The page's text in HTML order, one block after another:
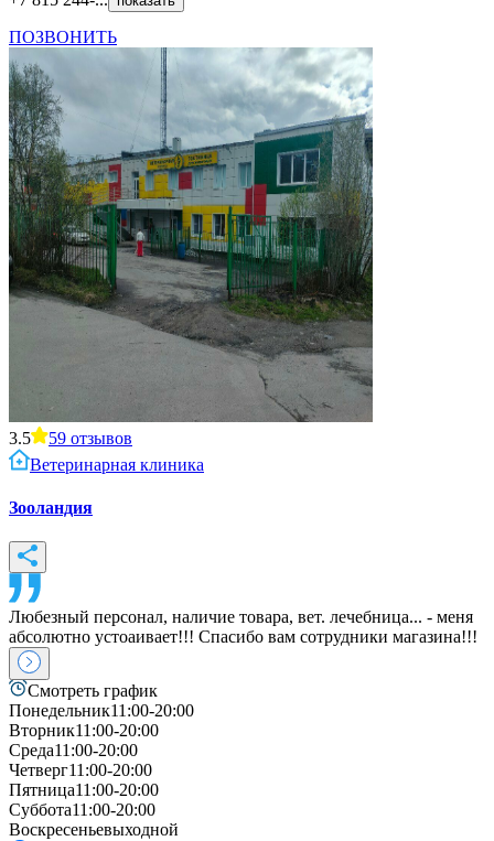
ПОЗВОНИТЬ
3.5 59 отзывов
Ветеринарная клиника
Зооландия
Любезный персонал, наличие товара, вет. лечебница... - меня
абсолютно устоаивает!!! Спасибо вам сотрудники магазина!!!
Смотреть график
Понедельник11:00-20:00
Вторник11:00-20:00
Среда11:00-20:00
Четверг11:00-20:00
Пятница11:00-20:00
Суббота11:00-20:00
Воскресеньевыходной